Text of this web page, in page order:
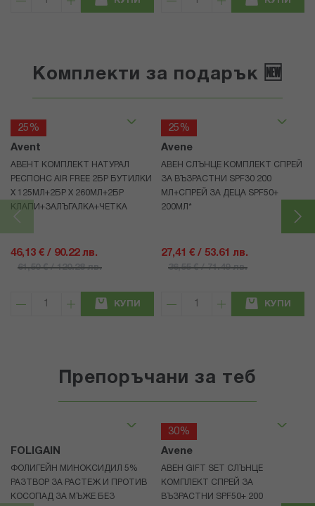
Комплекти за подарък 🆕
25%
Avent
АВЕНТ КОМПЛЕКТ НАТУРАЛ
РЕСПОНС AIR FREE 2БР БУТИЛКИ
Х 125МЛ+2БР Х 260МЛ+2БР
КЛАПИ+ЗАЛЪГАЛКА+ЧЕТКА
46,13 € / 90.22 лв.
61,50 € / 120.28 лв.
КУПИ
25%
Avene
АВЕН СЛЪНЦЕ КОМПЛЕКТ СПРЕЙ
ЗА ВЪЗРАСТНИ SPF30 200
МЛ+СПРЕЙ ЗА ДЕЦА SPF50+
200МЛ*
27,41 € / 53.61 лв.
36,55 € / 71.49 лв.
КУПИ
Препоръчани за теб
FOLIGAIN
ФОЛИГЕЙН МИНОКСИДИЛ 5%
РАЗТВОР ЗА РАСТЕЖ И ПРОТИВ
КОСОПАД ЗА МЪЖЕ БЕЗ
30%
Avene
АВЕН GIFT SET СЛЪНЦЕ
КОМПЛЕКТ СПРЕЙ ЗА
ВЪЗРАСТНИ SPF50+ 200